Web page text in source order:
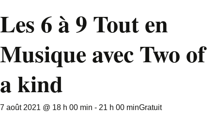
Les 6 à 9 Tout en
Musique avec Two of
a kind
7 août 2021 @ 18 h 00 min - 21 h 00 minGratuit